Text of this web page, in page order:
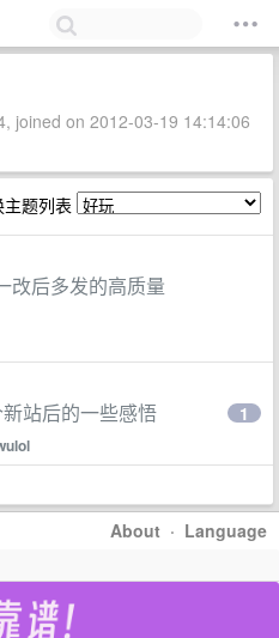
joined on 2012-03-19 14:14:06
题列表
改后多发的高质量
站后的一些感悟 1
About · Language